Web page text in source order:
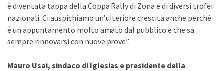
è diventata tappa della Coppa Rally di Zona e di diversi trofei
nazionali. Ci auspichiamo un’ulteriore crescita anche perché
è un appuntamento molto amato dal pubblico e che sa
sempre rinnovarsi con nuove prove”.
Mauro Usai, sindaco di Iglesias e presidente della